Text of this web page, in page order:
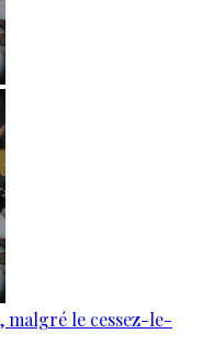
malgré le cessez-le-